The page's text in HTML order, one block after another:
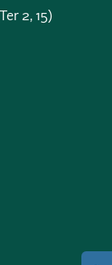
2, 15)